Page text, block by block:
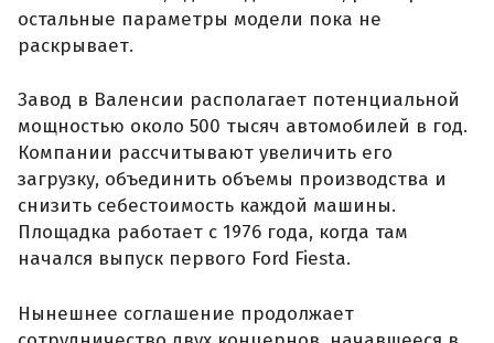
остальные параметры модели пока не
раскрывает.
Завод в Валенсии располагает потенциальной
мощностью около 500 тысяч автомобилей в год.
Компании рассчитывают увеличить его
загрузку, объединить объемы производства и
снизить себестоимость каждой машины.
Площадка работает с 1976 года, когда там
начался выпуск первого Ford Fiesta.
Нынешнее соглашение продолжает